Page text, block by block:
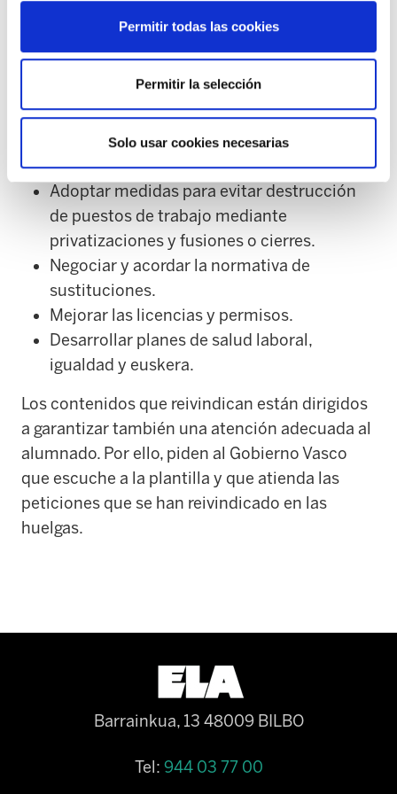
Permitir todas las cookies
Permitir la selección
Solo usar cookies necesarias
limpieza para aliviar las cargas de trabajo y
Acordar planes de rejuvenecimiento de la
Recuperar el poder adquisitivo perdido.
Definir funciones y adecuar categorías.
Garantizar y estabilizar el empleo.
Adoptar medidas para evitar destrucción
de puestos de trabajo mediante
privatizaciones y fusiones o cierres.
Negociar y acordar la normativa de
sustituciones.
Mejorar las licencias y permisos.
Desarrollar planes de salud laboral,
igualdad y euskera.
Los contenidos que reivindican están dirigidos
a garantizar también una atención adecuada al
alumnado. Por ello, piden al Gobierno Vasco
que escuche a la plantilla y que atienda las
peticiones que se han reivindicado en las
huelgas.
Barrainkua, 13 48009 BILBO
Tel: 944 03 77 00